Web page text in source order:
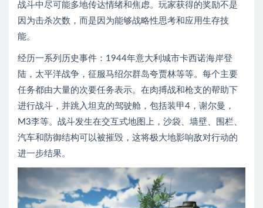
战斗中尽可能多地传达情绪和焦虑。玩家获得的奖励不是
因为击杀次数，而是因为能够战略性思考和应用生存技
能。
经历一系列历史事件：1944年意大利城市卡西诺海岸登
陆，太平洋战争，征服马绍尔群岛夸贾林等等。每个主要
任务都由大量的次要任务表示。在肉搏战和枪支的帮助下
进行战斗，并跳入坦克的驾驶舱，包括装甲4，谢尔曼，
M3李等。战斗发生在交互式地图上，沙袋、墙壁、围栏、
汽车和防御结构可以被摧毁，这将极大地影响敌对行动的
进一步结果。